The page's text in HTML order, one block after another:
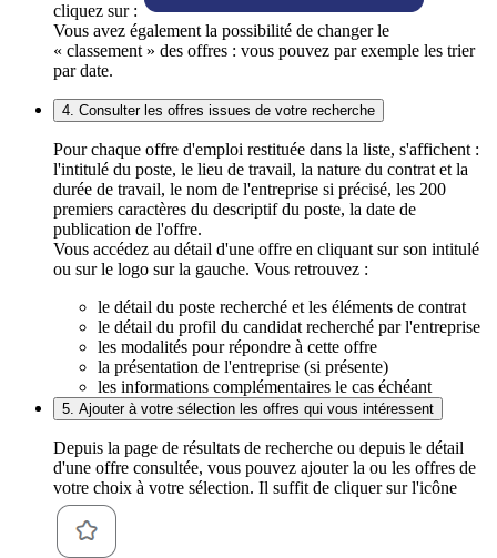
cliquez sur :
Vous avez également la possibilité de changer le
« classement » des offres : vous pouvez par exemple les trier
par date.
4. Consulter les offres issues de votre recherche
Pour chaque offre d'emploi restituée dans la liste, s'affichent :
l'intitulé du poste, le lieu de travail, la nature du contrat et la
durée de travail, le nom de l'entreprise si précisé, les 200
premiers caractères du descriptif du poste, la date de
publication de l'offre.
Vous accédez au détail d'une offre en cliquant sur son intitulé
ou sur le logo sur la gauche. Vous retrouvez :
le détail du poste recherché et les éléments de contrat
le détail du profil du candidat recherché par l'entreprise
les modalités pour répondre à cette offre
la présentation de l'entreprise (si présente)
les informations complémentaires le cas échéant
5. Ajouter à votre sélection les offres qui vous intéressent
Depuis la page de résultats de recherche ou depuis le détail
d'une offre consultée, vous pouvez ajouter la ou les offres de
votre choix à votre sélection. Il suffit de cliquer sur l'icône